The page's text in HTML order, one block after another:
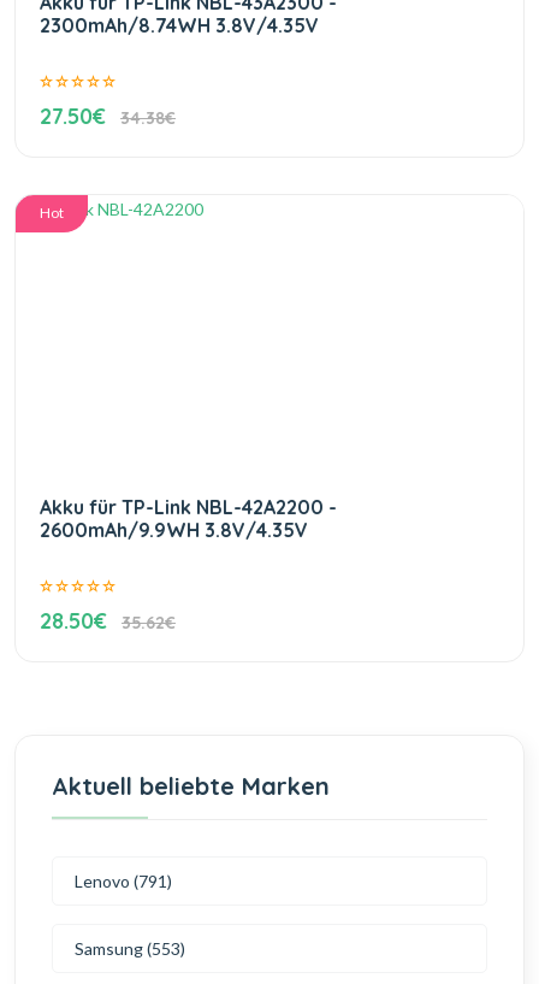
2300mAh/8.74WH 3.8V/4.35V
27.50€ 34.38€
Hot
Akku für TP-Link NBL-42A2200 -
2600mAh/9.9WH 3.8V/4.35V
28.50€ 35.62€
Aktuell beliebte Marken
Lenovo (791)
Samsung (553)